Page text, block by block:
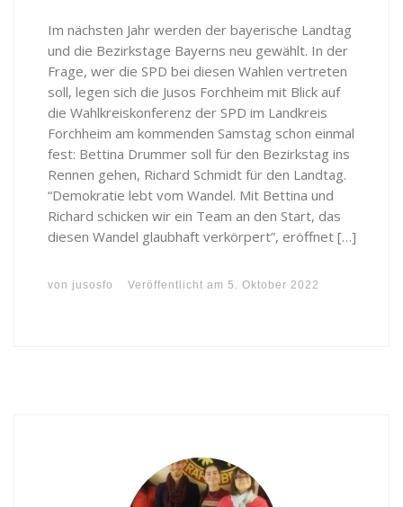
Im nächsten Jahr werden der bayerische Landtag
und die Bezirkstage Bayerns neu gewählt. In der
Frage, wer die SPD bei diesen Wahlen vertreten
soll, legen sich die Jusos Forchheim mit Blick auf
die Wahlkreiskonferenz der SPD im Landkreis
Forchheim am kommenden Samstag schon einmal
fest: Bettina Drummer soll für den Bezirkstag ins
Rennen gehen, Richard Schmidt für den Landtag.
“Demokratie lebt vom Wandel. Mit Bettina und
Richard schicken wir ein Team an den Start, das
diesen Wandel glaubhaft verkörpert”, eröffnet […]
von jusosfo Veröffentlicht am 5. Oktober 2022